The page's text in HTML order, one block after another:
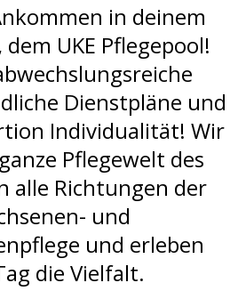
in deinem
UKE Pflegepool!
Dienstpläne und
Individualität! Wir
Pflegewelt des
alle Richtungen der
und
und erleben
die Vielfalt.